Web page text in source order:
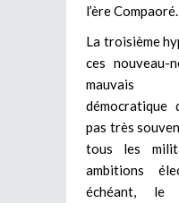
l’ère Compaoré.
La troisième
ces nouveau-
mauvais
démocratique
pas très
tous les
ambitions
échéant,